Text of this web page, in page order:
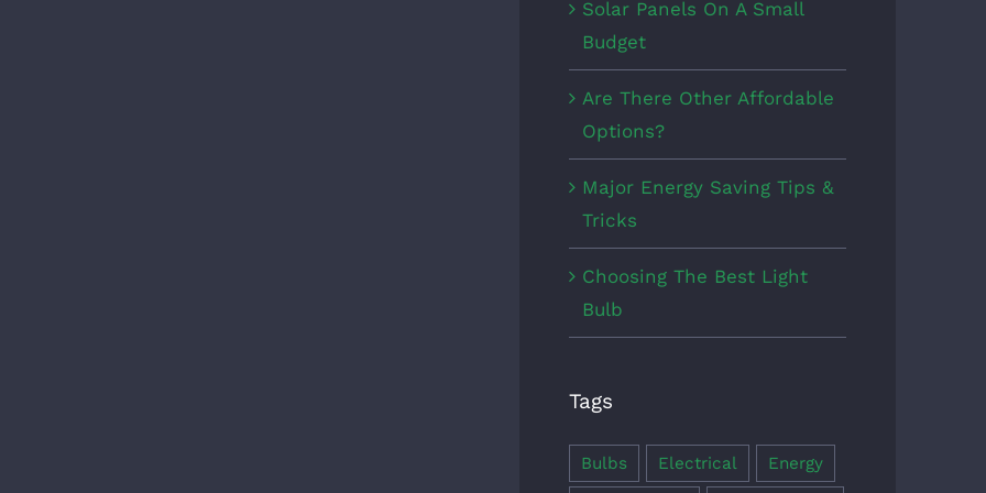
Solar Panels On A Small
Budget
Are There Other Affordable
Options?
Major Energy Saving Tips &
Tricks
Choosing The Best Light
Bulb
Tags
Bulbs Electrical Energy